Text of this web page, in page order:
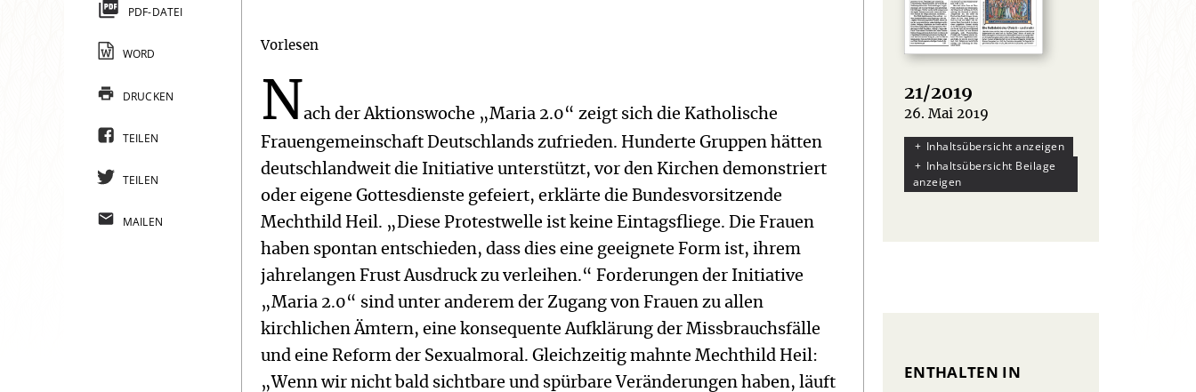
Vorlesen
Nach der Aktionswoche „Maria 2.0“ zeigt sich die Katholische
Frauengemeinschaft Deutschlands zufrieden. Hunderte Gruppen hätten
deutschlandweit die Initiative unterstützt, vor den Kirchen demonstriert
oder eigene Gottesdienste gefeiert, erklärte die Bundesvorsitzende
Mechthild Heil. „Diese Protestwelle ist keine Eintagsfliege. Die Frauen
haben spontan entschieden, dass dies eine geeignete Form ist, ihrem
jahrelangen Frust Ausdruck zu verleihen.“ Forderungen der Initiative
„Maria 2.0“ sind unter anderem der Zugang von Frauen zu allen
kirchlichen Ämtern, eine konsequente Aufklärung der Missbrauchsfälle
und eine Reform der Sexualmoral. Gleichzeitig mahnte Mechthild Heil:
„Wenn wir nicht bald sichtbare und spürbare Veränderungen haben, läuft
PDF-DATEI
WORD
DRUCKEN
TEILEN
TEILEN
MAILEN
21/2019
:
26. Mai 2019
Inhaltsübersicht anzeigen
Inhaltsübersicht Beilage
anzeigen
ENTHALTEN IN